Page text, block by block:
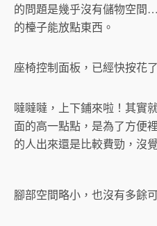
的問題是幾乎沒有儲物空間
的檯子能放點東西。
座椅控制面板，已經快按花
噠噠噠，上下鋪來啦！其實
面的高一點點，是為了方便
的人出來還是比較費勁，沒
腳部空間略小，也沒有多餘